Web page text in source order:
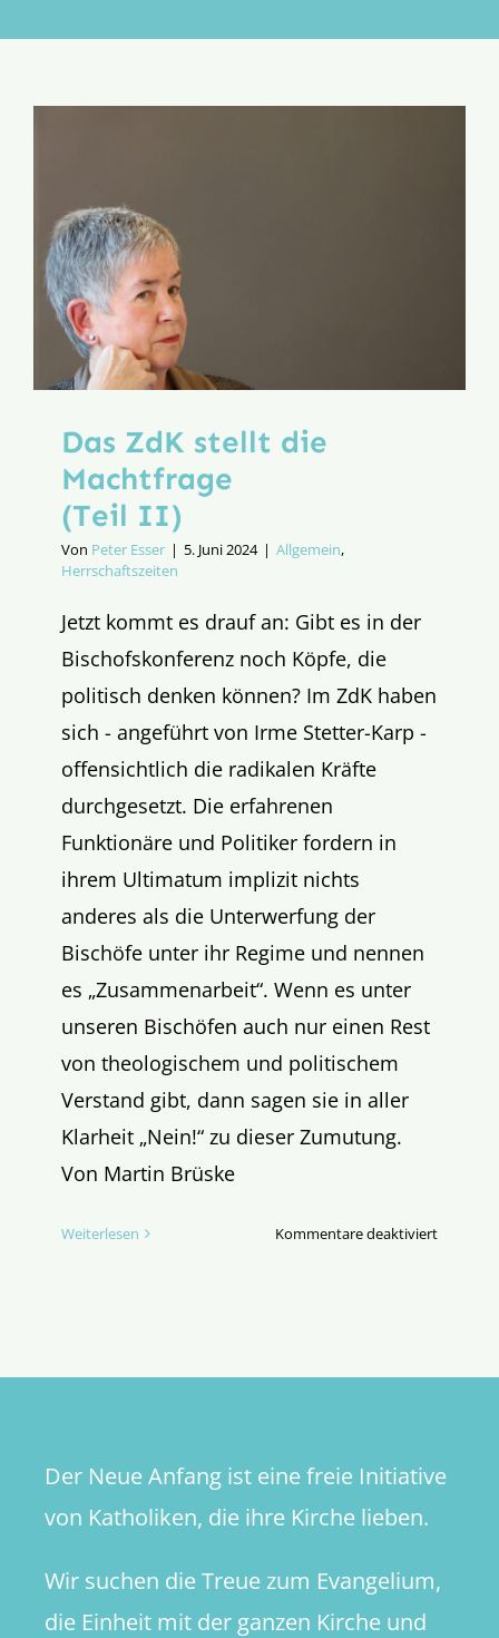
Aktion
Das ZdK stellt die
Machtfrage
(Teil II)
Von Peter Esser | 5. Juni 2024 | Allgemein,
Herrschaftszeiten
Jetzt kommt es drauf an: Gibt es in der
Bischofskonferenz noch Köpfe, die
politisch denken können? Im ZdK haben
sich - angeführt von Irme Stetter-Karp -
offensichtlich die radikalen Kräfte
durchgesetzt. Die erfahrenen
Funktionäre und Politiker fordern in
ihrem Ultimatum implizit nichts
anderes als die Unterwerfung der
Bischöfe unter ihr Regime und nennen
es „Zusammenarbeit“. Wenn es unter
unseren Bischöfen auch nur einen Rest
von theologischem und politischem
Verstand gibt, dann sagen sie in aller
Klarheit „Nein!“ zu dieser Zumutung.
Von Martin Brüske
Weiterlesen Kommentare deaktiviertfür
Der Neue Anfang ist eine freie Initiative
von Katholiken, die ihre Kirche lieben.
Wir suchen die Treue zum Evangelium,
die Einheit mit der ganzen Kirche und